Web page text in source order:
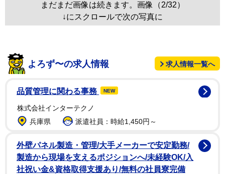
まだまだ画像は続きます。画像（2/32）
↓にスクロールで次の写真に
よろず〜の求人情報 求人情報一覧へ
品質管理に関わる事務 NEW
株式会社インターテクノ
兵庫県
派遣社員：時給1,450円～
外壁パネル製造・管理/大手メーカーで安定勤務/
製造から現場を支えるポジションへ/未経験OK/入
社祝い金&資格取得支援あり/無料の社員寮完備